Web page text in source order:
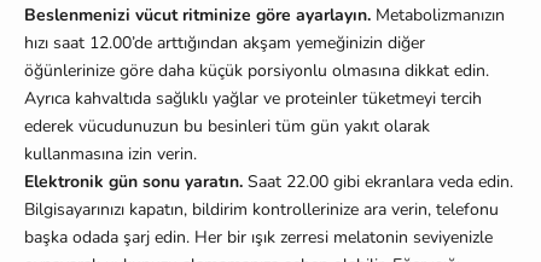
Beslenmenizi vücut ritminize göre ayarlayın. Metabolizmanızın
hızı saat 12.00’de arttığından akşam yemeğinizin diğer
öğünlerinize göre daha küçük porsiyonlu olmasına dikkat edin.
Ayrıca kahvaltıda sağlıklı yağlar ve proteinler tüketmeyi tercih
ederek vücudunuzun bu besinleri tüm gün yakıt olarak
kullanmasına izin verin.
Elektronik gün sonu yaratın. Saat 22.00 gibi ekranlara veda edin.
Bilgisayarınızı kapatın, bildirim kontrollerinize ara verin, telefonu
başka odada şarj edin. Her bir ışık zerresi melatonin seviyenizle